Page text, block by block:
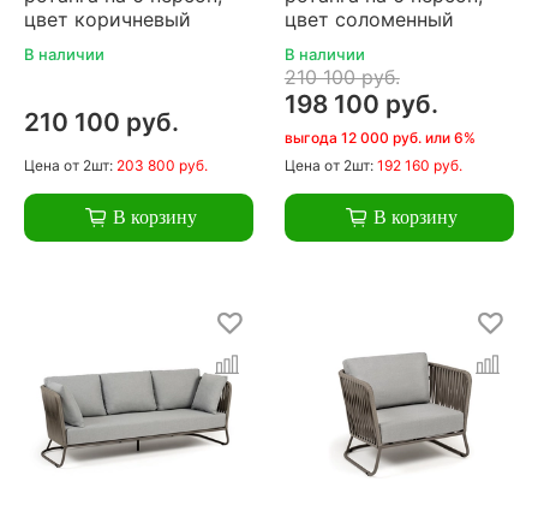
цвет коричневый
В наличии
210 100 руб.
Цена от 2шт: 203 800 руб.
В корзину
цвет соломенный
В наличии
210 100 руб.
198 100 руб.
выгода 12 000 руб. или 6%
Цена от 2шт: 192 160 руб.
В корзину